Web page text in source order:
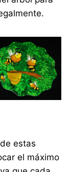
estas
el máximo